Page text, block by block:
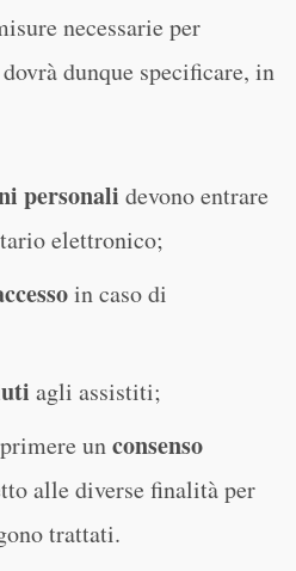
necessarie per
dunque specificare, in
personali devono entrare
elettronico;
in caso di
agli assistiti;
unconsenso
alle diverse finalità per
trattati.